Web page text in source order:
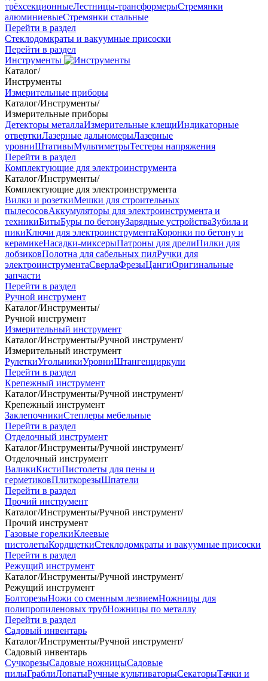
трёхсекционныеЛестницы-трансформерыСтремянки
алюминиевыеСтремянки стальные
Перейти в раздел
Стеклодомкраты и вакуумные присоски
Перейти в раздел
Инструменты
Каталог/
Инструменты
Измерительные приборы
Каталог/Инструменты/
Измерительные приборы
Детекторы металлаИзмерительные клещиИндикаторные
отверткиЛазерные дальномерыЛазерные
уровниШтативыМультиметрыТестеры напряжения
Перейти в раздел
Комплектующие для электроинструмента
Каталог/Инструменты/
Комплектующие для электроинструмента
Вилки и розеткиМешки для строительных
пылесосовАккумуляторы для электроинструмента и
техникиБитыБуры по бетонуЗарядные устройстваЗубила и
пикиКлючи для электроинструментаКоронки по бетону и
керамикеНасадки-миксерыПатроны для дрелиПилки для
лобзиковПолотна для сабельных пилРучки для
электроинструментаСверлаФрезыЦангиОригинальные
запчасти
Перейти в раздел
Ручной инструмент
Каталог/Инструменты/
Ручной инструмент
Измерительный инструмент
Каталог/Инструменты/Ручной инструмент/
Измерительный инструмент
РулеткиУгольникиУровниШтангенциркули
Перейти в раздел
Крепежный инструмент
Каталог/Инструменты/Ручной инструмент/
Крепежный инструмент
ЗаклепочникиСтеплеры мебельные
Перейти в раздел
Отделочный инструмент
Каталог/Инструменты/Ручной инструмент/
Отделочный инструмент
ВаликиКистиПистолеты для пены и
герметиковПлиткорезыШпатели
Перейти в раздел
Прочий инструмент
Каталог/Инструменты/Ручной инструмент/
Прочий инструмент
Газовые горелкиКлеевые
пистолетыКордщеткиСтеклодомкраты и вакуумные присоски
Перейти в раздел
Режущий инструмент
Каталог/Инструменты/Ручной инструмент/
Режущий инструмент
БолторезыНожи со сменным лезвиемНожницы для
полипропиленовых трубНожницы по металлу
Перейти в раздел
Садовый инвентарь
Каталог/Инструменты/Ручной инструмент/
Садовый инвентарь
СучкорезыСадовые ножницыСадовые
пилыГраблиЛопатыРучные культиваторыСекаторыТачки и